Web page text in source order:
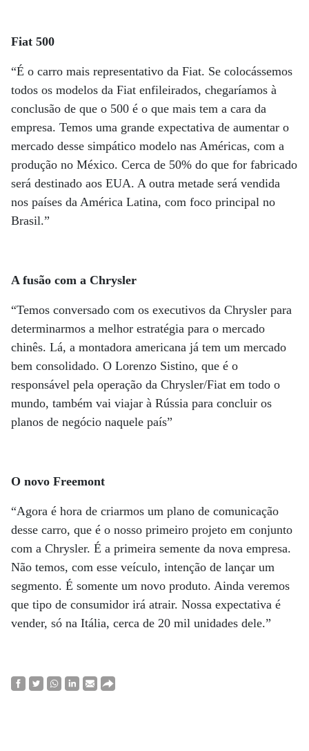
Fiat 500
“É o carro mais representativo da Fiat. Se colocássemos
todos os modelos da Fiat enfileirados, chegaríamos à
conclusão de que o 500 é o que mais tem a cara da
empresa. Temos uma grande expectativa de aumentar o
mercado desse simpático modelo nas Américas, com a
produção no México. Cerca de 50% do que for fabricado
será destinado aos EUA. A outra metade será vendida
nos países da América Latina, com foco principal no
Brasil.”
A fusão com a Chrysler
“Temos conversado com os executivos da Chrysler para
determinarmos a melhor estratégia para o mercado
chinês. Lá, a montadora americana já tem um mercado
bem consolidado. O Lorenzo Sistino, que é o
responsável pela operação da Chrysler/Fiat em todo o
mundo, também vai viajar à Rússia para concluir os
planos de negócio naquele país”
O novo Freemont
“Agora é hora de criarmos um plano de comunicação
desse carro, que é o nosso primeiro projeto em conjunto
com a Chrysler. É a primeira semente da nova empresa.
Não temos, com esse veículo, intenção de lançar um
segmento. É somente um novo produto. Ainda veremos
que tipo de consumidor irá atrair. Nossa expectativa é
vender, só na Itália, cerca de 20 mil unidades dele.”